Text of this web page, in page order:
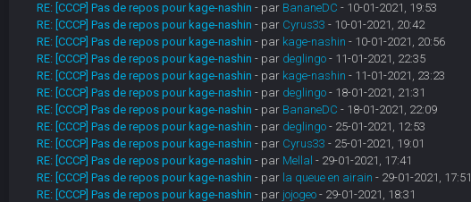
RE: [CCCP] Pas de repos pour kage-nashin - par BananeDC - 10-01-2021, 19:53
RE: [CCCP] Pas de repos pour kage-nashin - par Cyrus33 - 10-01-2021, 20:42
RE: [CCCP] Pas de repos pour kage-nashin - par kage-nashin - 10-01-2021, 20:56
RE: [CCCP] Pas de repos pour kage-nashin - par deglingo- 11-01-2021, 22:35
RE: [CCCP] Pas de repos pour kage-nashin - par kage-nashin - 11-01-2021, 23:23
RE: [CCCP] Pas de repos pour kage-nashin - par deglingo- 18-01-2021, 21:31
RE: [CCCP] Pas de repos pour kage-nashin - par BananeDC - 18-01-2021, 22:09
RE: [CCCP] Pas de repos pour kage-nashin - par deglingo- 25-01-2021, 12:53
RE: [CCCP] Pas de repos pour kage-nashin - par Cyrus33 - 25-01-2021, 19:01
RE: [CCCP] Pas de repos pour kage-nashin - par Mellal - 29-01-2021, 17:41
RE: [CCCP] Pas de repos pour kage-nashin - par la queue en airain - 29-01-2021, 17:51
RE: [CCCP] Pas de repos pour kage-nashin - par jojogeo- 29-01-2021, 18:31